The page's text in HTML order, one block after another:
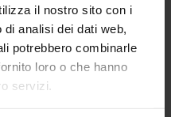
il nostro sito con i
analisi dei dati web,
potrebbero combinarle
loro o che hanno
servizi.